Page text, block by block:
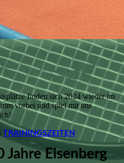
finden sich 2024 wieder im
vorbei und spiel mit uns
TRAININGSZEITEN
Jahre Eisenberg